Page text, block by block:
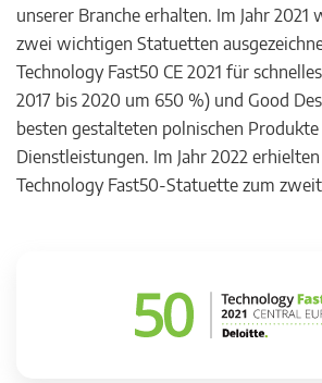
unserer Branche erhalten. Im Jahr
zwei wichtigen Statuetten
Technology Fast50 CE 2021 für
2017 bis 2020 um 650 %) und Good
besten gestalteten polnischen Produkte
Dienstleistungen. Im Jahr 2022
Technology Fast50-Statuette zum